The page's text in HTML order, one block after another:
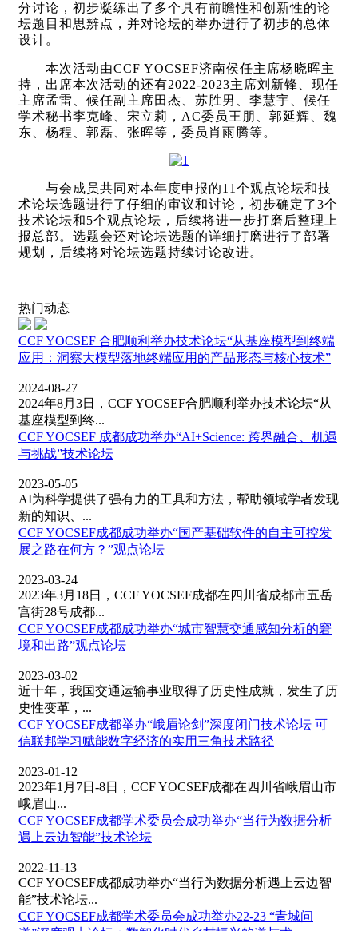
分讨论，初步凝练出了多个具有前瞻性和创新性的论
坛题目和思辨点，并对论坛的举办进行了初步的总体
设计。
本次活动由CCF YOCSEF济南侯任主席杨晓晖主
持，出席本次活动的还有2022-2023主席刘新锋、现任
主席孟雷、候任副主席田杰、苏胜男、李慧宇、候任
学术秘书李克峰、宋立莉，AC委员王朋、郭延辉、魏
东、杨程、郭磊、张晖等，委员肖雨腾等。
与会成员共同对本年度申报的11个观点论坛和技
术论坛选题进行了仔细的审议和讨论，初步确定了3个
技术论坛和5个观点论坛，后续将进一步打磨后整理上
报总部。选题会还对论坛选题的详细打磨进行了部署
规划，后续将对论坛选题持续讨论改进。
热门动态
CCF YOCSEF 合肥顺利举办技术论坛“从基座模型到终端
应用：洞察大模型落地终端应用的产品形态与核心技术”
2024-08-27
2024年8月3日，CCF YOCSEF合肥顺利举办技术论坛“从
基座模型到终...
CCF YOCSEF 成都成功举办“AI+Science: 跨界融合、机遇
与挑战”技术论坛
2023-05-05
AI为科学提供了强有力的工具和方法，帮助领域学者发现
新的知识、...
CCF YOCSEF成都成功举办“国产基础软件的自主可控发
展之路在何方？”观点论坛
2023-03-24
2023年3月18日，CCF YOCSEF成都在四川省成都市五岳
宫街28号成都...
CCF YOCSEF成都成功举办“城市智慧交通感知分析的窘
境和出路”观点论坛
2023-03-02
近十年，我国交通运输事业取得了历史性成就，发生了历
史性变革，...
CCF YOCSEF成都举办“峨眉论剑”深度闭门技术论坛 可
信联邦学习赋能数字经济的实用三角技术路径
2023-01-12
2023年1月7日-8日，CCF YOCSEF成都在四川省峨眉山市
峨眉山...
CCF YOCSEF成都学术委员会成功举办“当行为数据分析
遇上云边智能”技术论坛
2022-11-13
CCF YOCSEF成都成功举办“当行为数据分析遇上云边智
能”技术论坛...
CCF YOCSEF成都学术委员会成功举办22-23 “青城问